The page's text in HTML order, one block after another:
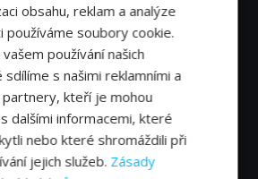
obsahu, reklam a analýze
používáme soubory cookie.
používání našich
s našimi reklamními a
partnery, kteří je mohou
dalšími informacemi, které
nebo které shromáždili při
jejich služeb. Zásady